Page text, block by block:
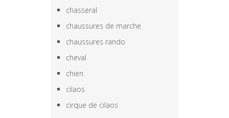
chasseral
chaussures de marche
chaussures rando
cheval
chien
cilaos
cirque de cilaos